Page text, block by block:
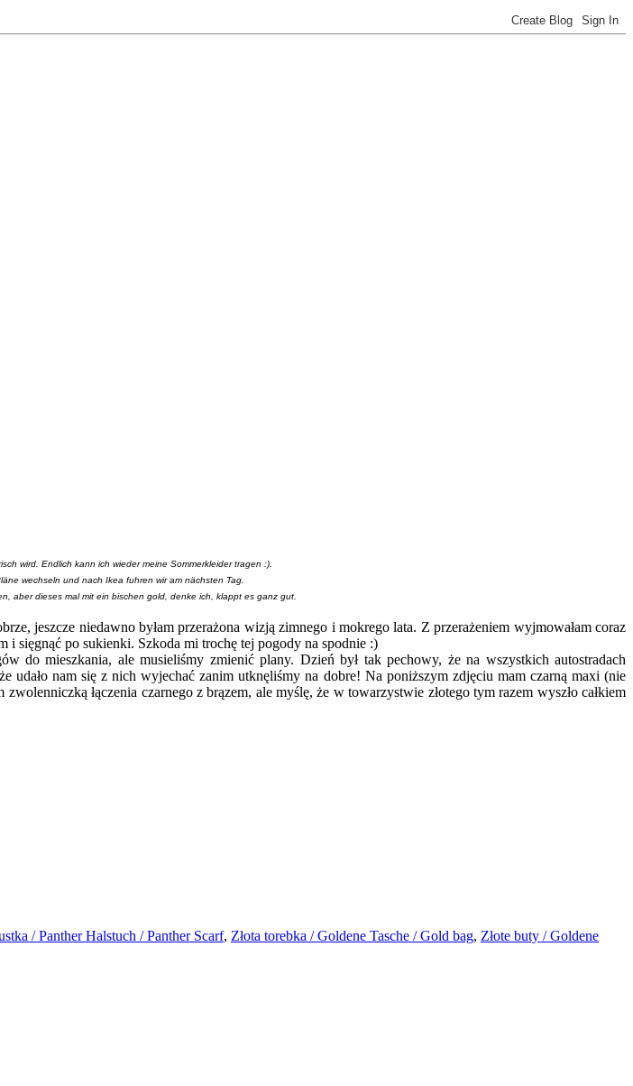
wird. Endlich kann ich wieder meine Sommerkleider tragen :).
wechseln und nach Ikea fuhren wir am nächsten Tag.
aber dieses mal mit ein bischen gold, denke ich, klappt es ganz gut.
jeszcze niedawno byłam przerażona wizją zimnego i mokrego lata. Z przerażeniem wyjmowałam coraz
i sięgnąć po sukienki. Szkoda mi trochę tej pogody na spodnie :)
do mieszkania, ale musieliśmy zmienić plany. Dzień był tak pechowy, że na wszystkich autostradach
nam się z nich wyjechać zanim utknęliśmy na dobre! Na poniższym zdjęciu mam czarną maxi (nie
łączenia czarnego z brązem, ale myślę, że w towarzystwie złotego tym razem wyszło całkiem
/ Panther Halstuch / Panther Scarf, Złota torebka / Goldene Tasche / Gold bag, Złote buty / Goldene